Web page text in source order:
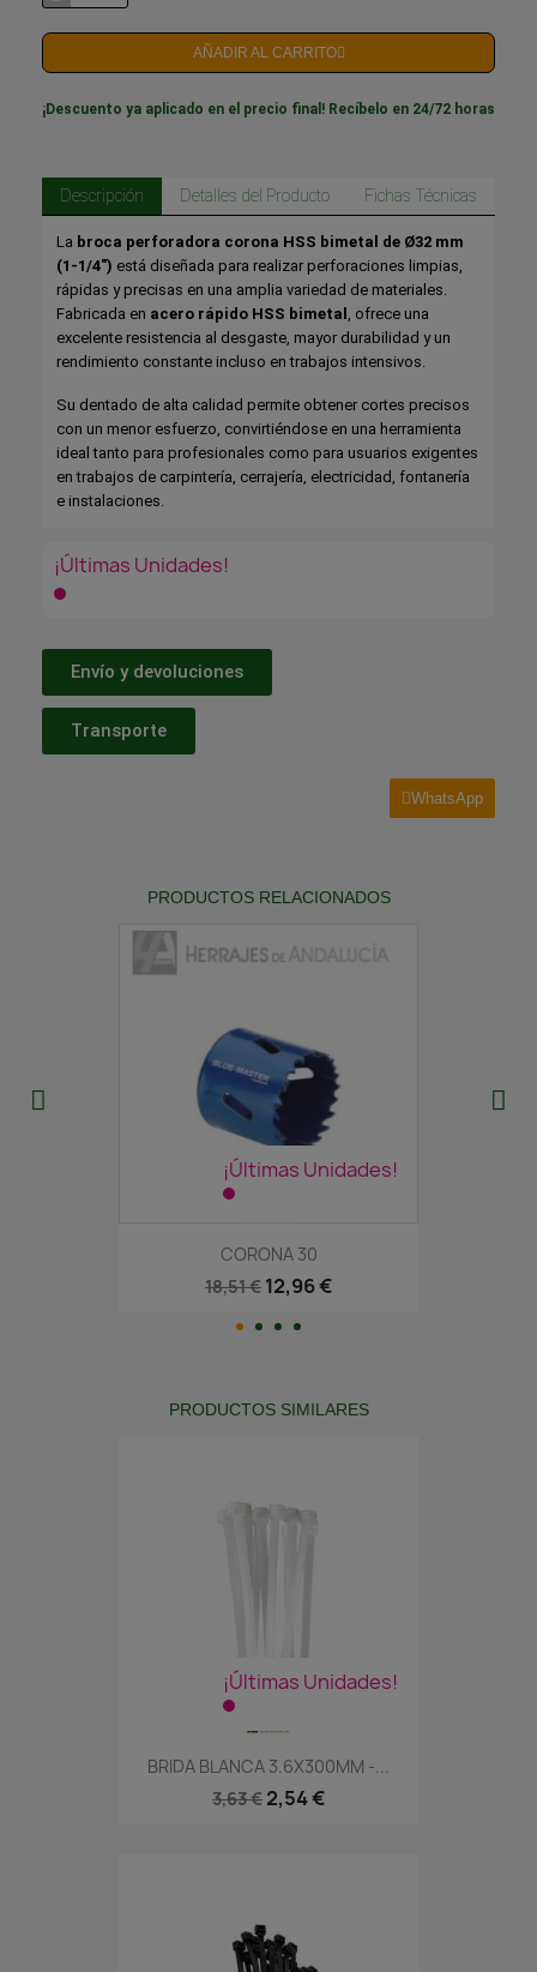
AÑADIR AL CARRITO
¡Descuento ya aplicado en el precio final! Recíbelo en 24/72 horas
Descripción Detalles del Producto Fichas Técnicas
La broca perforadora corona HSS bimetal de Ø32 mm
(1-1/4") está diseñada para realizar perforaciones limpias,
rápidas y precisas en una amplia variedad de materiales.
Fabricada en acero rápido HSS bimetal , ofrece una
excelente resistencia al desgaste, mayor durabilidad y un
rendimiento constante incluso en trabajos intensivos.
Su dentado de alta calidad permite obtener cortes precisos
con un menor esfuerzo, convirtiéndose en una herramienta
ideal tanto para profesionales como para usuarios exigentes
en trabajos de carpintería, cerrajería, electricidad, fontanería
e instalaciones.
¡Últimas Unidades!
Envío y devoluciones
Transporte
WhatsApp
PRODUCTOS RELACIONADOS
¡Últimas Unidades!
CORONA 30
18,51 € 12,96 €
PRODUCTOS SIMILARES
¡Últimas Unidades!
BRIDA BLANCA 3.6X300MM -...
3,63 € 2,54 €